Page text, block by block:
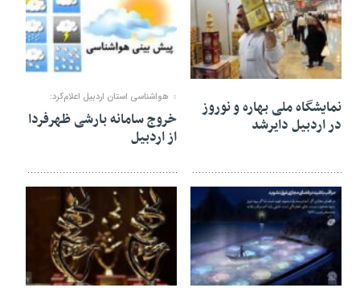
09 مارس 2023
نمایشگاه ملی بهاره و نوروز
در اردبیل دایرشد
هواشناسی استان اردبیل اعلام‌کرد:
خروج سامانه بارشی ظهرفردا
از اردبیل
08 مارس 2023 08 مارس 2023